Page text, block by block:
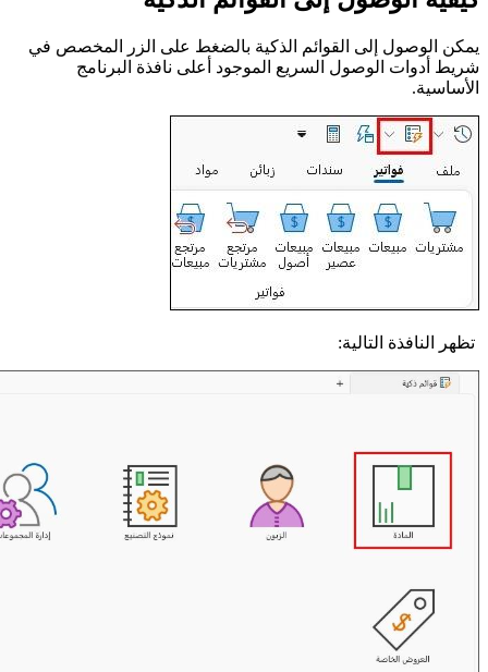
يمكن الوصول إلى القوائم الذكية بالضغط على الزر المخصص في
شريط أدوات الوصول السريع الموجود أعلى نافذة البرنامج
الأساسية.
تظهر النافذة التالية: